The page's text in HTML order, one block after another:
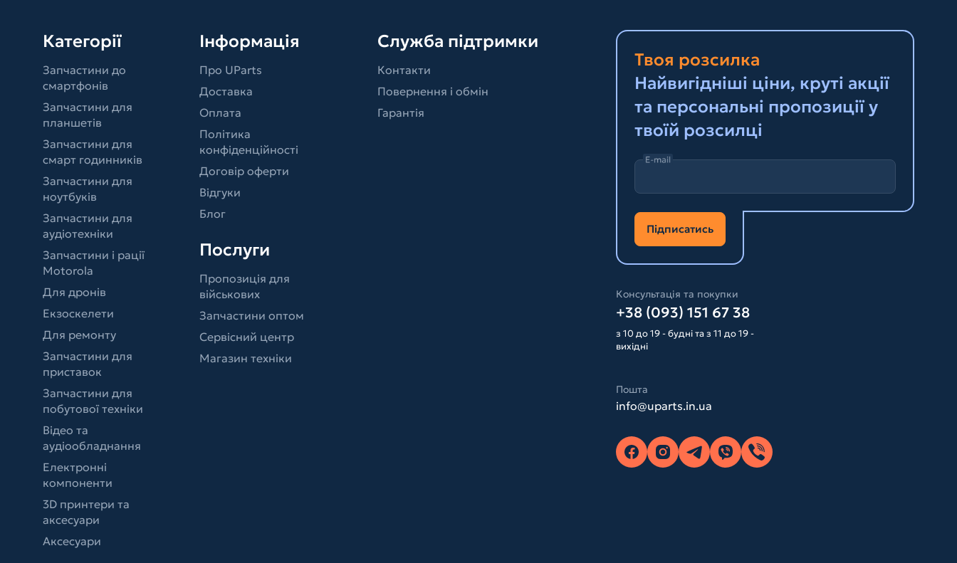
Категорії
Запчастини до
смартфонів
Запчастини для
планшетів
Запчастини для
смарт годинників
Запчастини для
ноутбуків
Запчастини для
аудіотехніки
Запчастини і рації
Motorola
Для дронів
Екзоскелети
Для ремонту
Запчастини для
приставок
Запчастини для
побутової техніки
Відео та
аудіообладнання
Електронні
компоненти
3D принтери та
аксесуари
Аксесуари
Інформація
Про UParts
Доставка
Оплата
Політика
конфіденційності
Договір оферти
Відгуки
Блог
Послуги
Пропозиція для
військових
Запчастини оптом
Сервісний центр
Магазин техніки
Служба підтримки
Контакти
Повернення і обмін
Гарантія
Твоя розсилка
Найвигідніші ціни, круті акції
та персональні пропозиції у
твоїй розсилці
E-mail
Підписатись
Консультація та покупки
+38 (093) 151 67 38
з 10 до 19 - будні та з 11 до 19 -
вихідні
Пошта
info@uparts.in.ua